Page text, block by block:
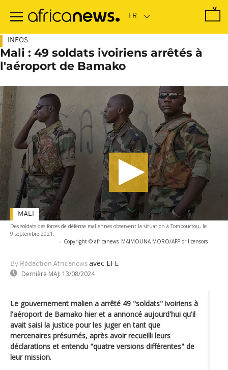
contenu
INFOS
Mali : 49 soldats ivoiriens arrêtés à
l'aéroport de Bamako
Des soldats des forces de défense maliennes observent la situation à Tombouctou, le
9 septembre 2021.
- Copyright © africanews MAIMOUNA MORO/AFP or licensors
By Rédaction Africanews avec EFE
Dernière MAJ: 13/08/2024
MALI
Le gouvernement malien a arrêté 49 "soldats" ivoiriens à
l'aéroport de Bamako hier et a annoncé aujourd'hui qu'il
avait saisi la justice pour les juger en tant que
mercenaires présumés, après avoir recueilli leurs
déclarations et entendu "quatre versions différentes" de
leur mission.